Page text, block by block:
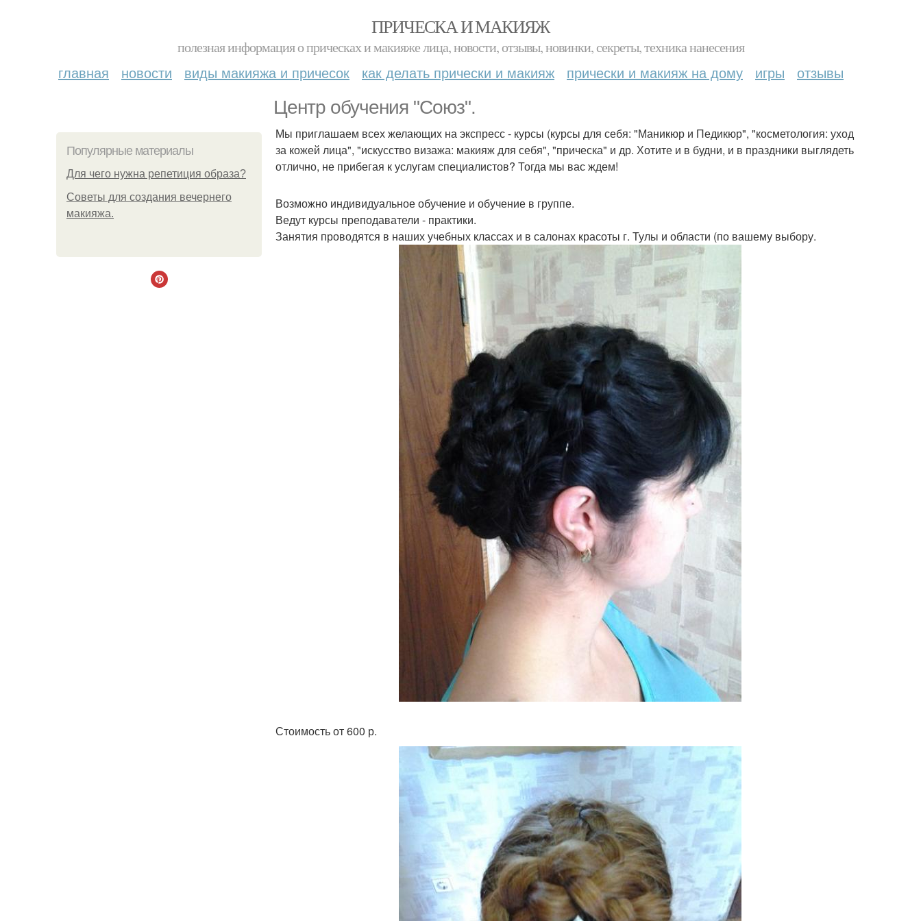
ПРИЧЕСКА И МАКИЯЖ
полезная информация о прическах и макияже лица, новости, отзывы, новинки, секреты, техника нанесения
главная новости виды макияжа и причесок как делать прически и макияж прически и макияж на дому игры отзывы
Центр обучения "Союз".
Популярные материалы
Для чего нужна репетиция образа?
Советы для создания вечернего
макияжа.
Мы приглашаем всех желающих на экспресс - курсы (курсы для себя: "Маникюр и Педикюр", "косметология: уход
за кожей лица", "искусство визажа: макияж для себя", "прическа" и др. Хотите и в будни, и в праздники выглядеть
отлично, не прибегая к услугам специалистов? Тогда мы вас ждем!
Возможно индивидуальное обучение и обучение в группе.
Ведут курсы преподаватели - практики.
Занятия проводятся в наших учебных классах и в салонах красоты г. Тулы и области (по вашему выбору.
Стоимость от 600 р.